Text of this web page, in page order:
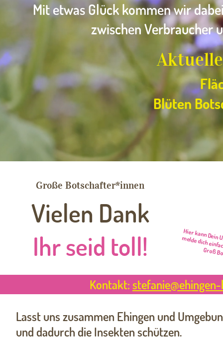
Mit etwas Glück kommen wir
zwischen Verbraucher
Blüten
Große Botschafter*innen
Vielen Dank
Ihr seid toll!
Hier kann
melde dich
Groß
Kontakt:
Lasst uns zusammen Ehingen und
und dadurch die Insekten schützen.